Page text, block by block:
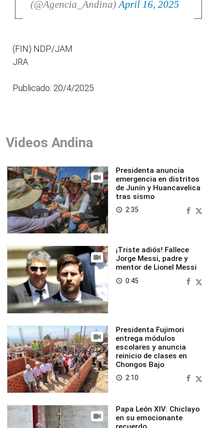
(@Agencia_Andina)April 16, 2025
(FIN) NDP/JAM
JRA
Publicado: 20/4/2025
Videos Andina
Presidenta anuncia
emergencia en distritos
de Junín y Huancavelica
tras sismo
access_time 2:35
¡Triste adiós! Fallece
Jorge Messi, padre y
mentor de Lionel Messi
access_time 0:45
Presidenta Fujimori
entrega módulos
escolares y anuncia
reinicio de clases en
Chongos Bajo
access_time 2:10
Papa León XIV: Chiclayo
en su emocionante